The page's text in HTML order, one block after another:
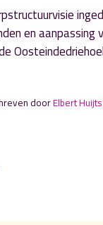
en
doorElbert Huijts